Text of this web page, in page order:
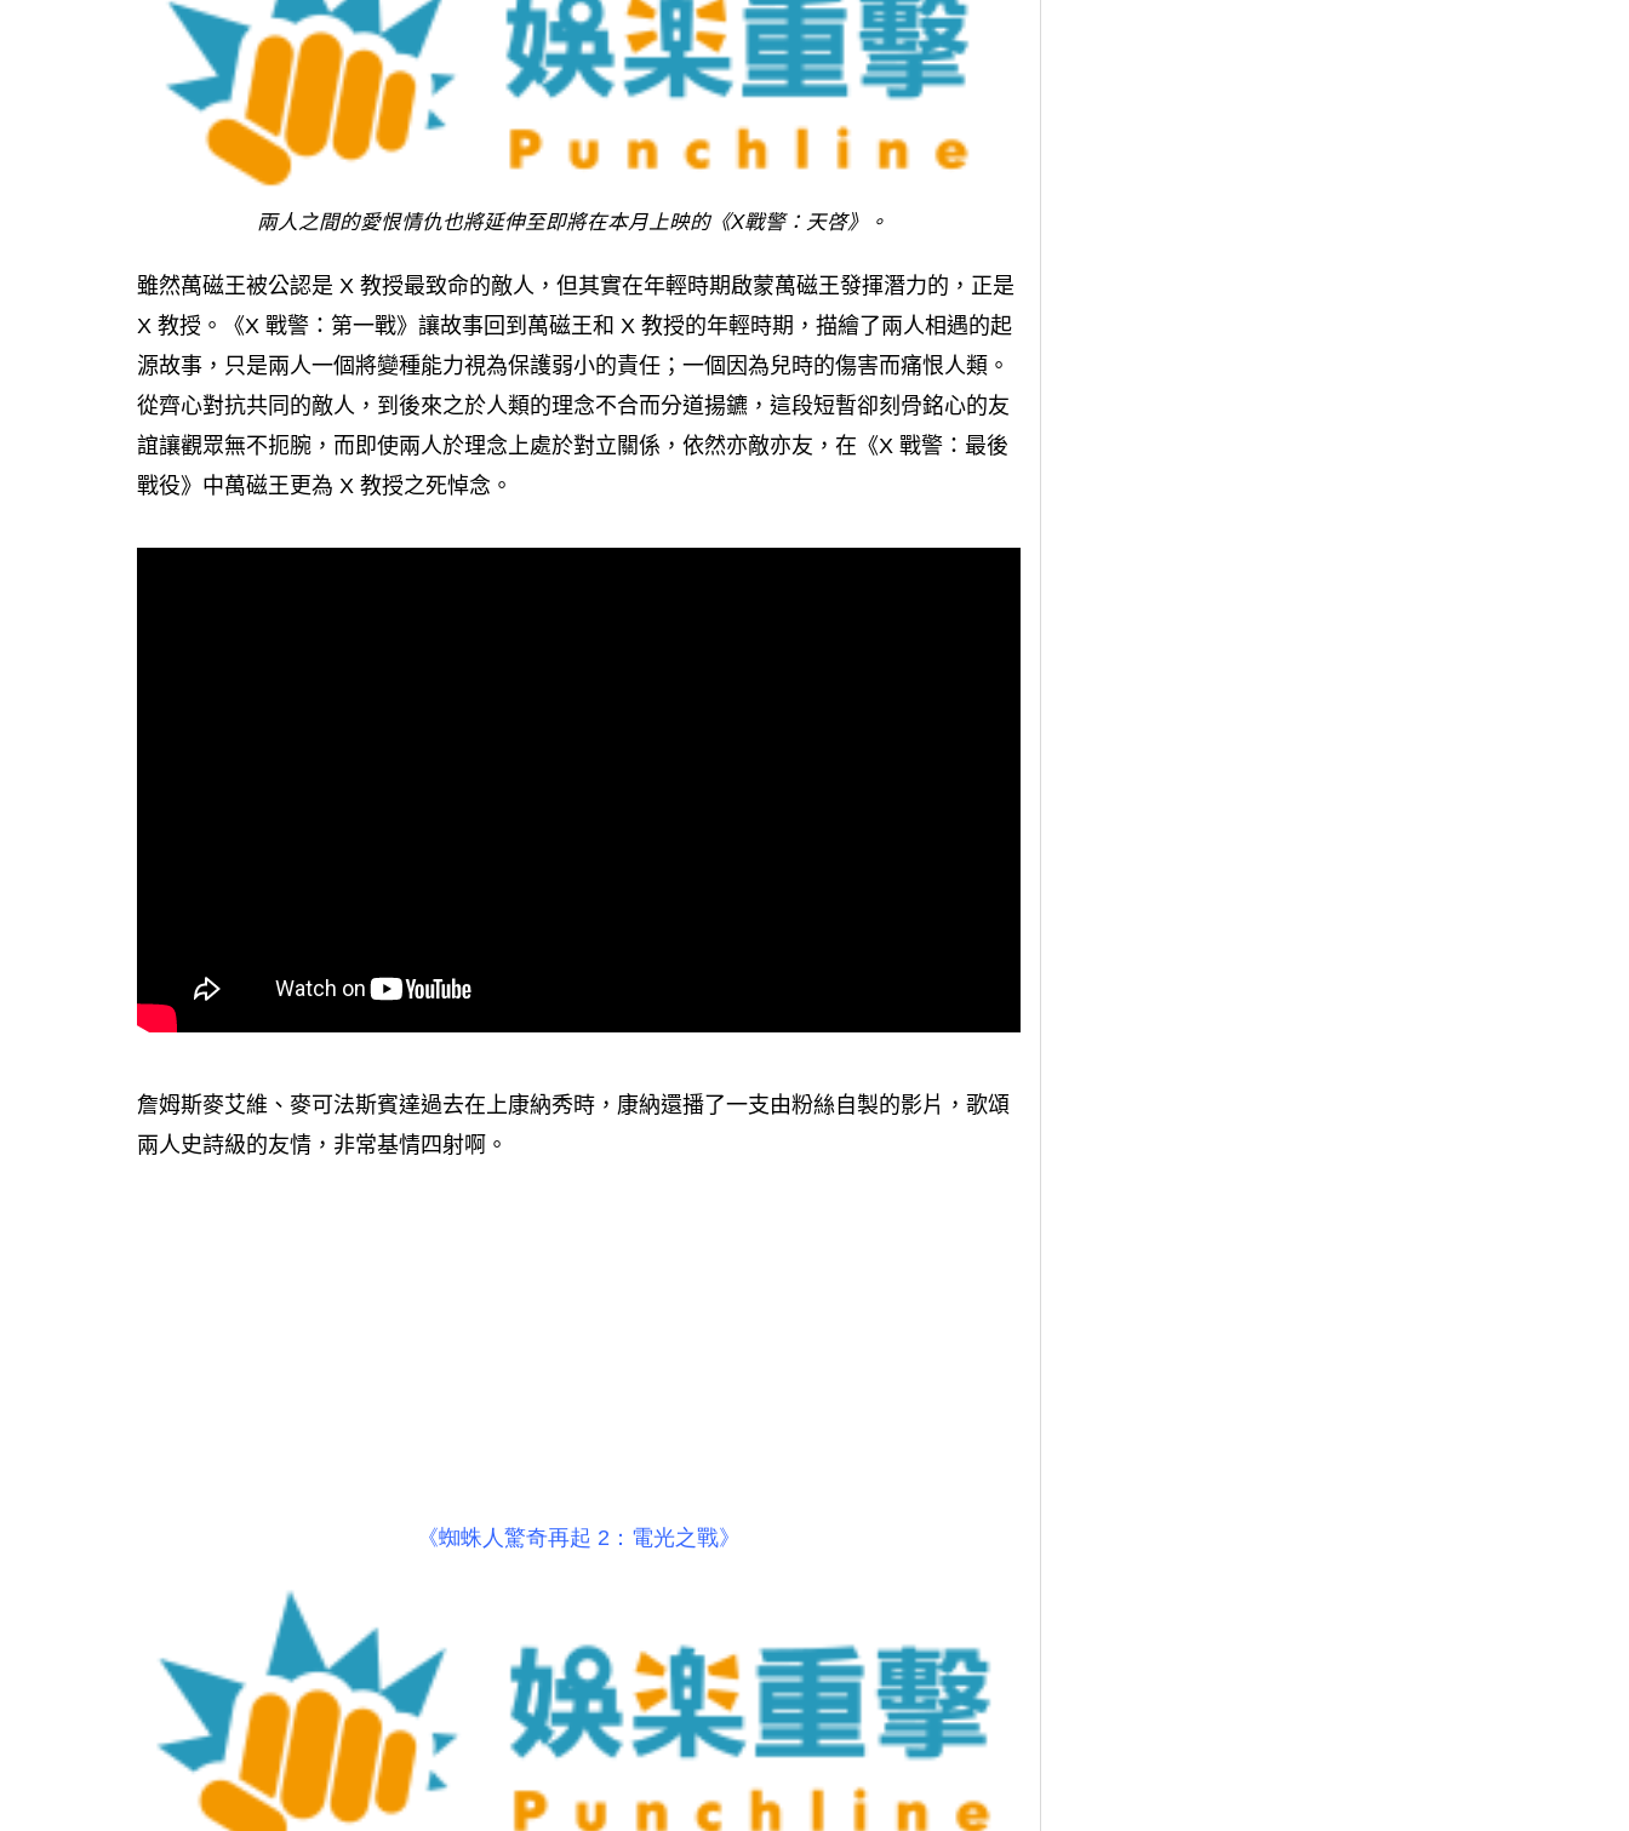
兩人之間的愛恨情仇也將延伸至即將在本月上映的《X戰警：天啓》。
雖然萬磁王被公認是 X 教授最致命的敵人，但其實在年輕時期啟蒙萬磁王發揮潛力的，正是
X 教授。《X 戰警：第一戰》讓故事回到萬磁王和 X 教授的年輕時期，描繪了兩人相遇的起
源故事，只是兩人一個將變種能力視為保護弱小的責任；一個因為兒時的傷害而痛恨人類。
從齊心對抗共同的敵人，到後來之於人類的理念不合而分道揚鑣，這段短暫卻刻骨銘心的友
誼讓觀眾無不扼腕，而即使兩人於理念上處於對立關係，依然亦敵亦友，在《X 戰警：最後
戰役》中萬磁王更為 X 教授之死悼念。
詹姆斯麥艾維、麥可法斯賓達過去在上康納秀時，康納還播了一支由粉絲自製的影片，歌頌
兩人史詩級的友情，非常基情四射啊。
《蜘蛛人驚奇再起 2：電光之戰》